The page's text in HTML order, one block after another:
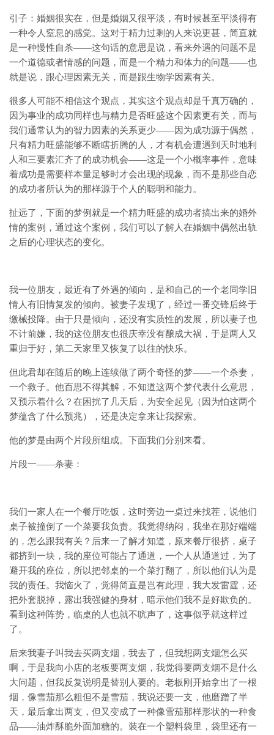
引子：婚姻很实在，但是婚姻又很平淡，有时候甚至平淡得有
一种令人窒息的感觉。这对于精力过剩的人来说更甚，简直就
是一种慢性自杀——这句话的意思是说，看来外遇的问题不是
一个道德或者情感的问题，而是一个精力和体力的问题——也
就是说，跟心理因素无关，而是跟生物学因素有关。
很多人可能不相信这个观点，其实这个观点却是千真万确的，
因为事业的成功同样也与精力是否旺盛这个因素更有关，而与
我们通常认为的智力因素的关系更少——因为成功源于偶然，
只有精力旺盛能够不断瞎折腾的人，才有机会遭遇到天时地利
人和三要素汇齐了的成功机会——这是一个小概率事件，意味
着成功是需要样本量足够时才会出现的现象，而不是那些自恋
的成功者所认为的那样源于个人的聪明和能力。
扯远了，下面的梦例就是一个精力旺盛的成功者搞出来的婚外
情的案例，通过这个案例，我们可以了解人在婚姻中偶然出轨
之后的心理状态的变化。
我一位朋友，最近有了外遇的倾向，是和自己的一个老同学旧
情人有旧情复发的倾向。被妻子发现了，经过一番交锋后终于
缴械投降。由于只是倾向，还没有实质性的发展，所以妻子也
不计前嫌，我的这位朋友也很庆幸没有酿成大祸，于是两人又
重归于好，第二天家里又恢复了以往的快乐。
但此君却在随后的晚上连续做了两个奇怪的梦——一个杀妻，
一个救子。他百思不得其解，不知道这两个梦代表什么意思，
又预示着什么？在困扰了几天后，为安全起见（因为怕这两个
梦蕴含了什么预兆），还是决定拿来让我探索。
他的梦是由两个片段所组成。下面我们分别来看。
片段一——杀妻：
我们一家人在一个餐厅吃饭，这时旁边一桌过来找茬，说他们
桌子被撞倒了一个菜要我负责。我觉得纳闷，我坐在那好端端
的，怎么跟我有关？后来一了解才知道，原来餐厅很挤，桌子
都挤到一块，我的座位可能占了通道，一个人从通道过，为了
避开我的座位，所以把邻桌的一个菜打翻了，所以他们认为是
我的责任。我恼火了，觉得简直是岂有此理，我大发雷霆，还
把外套脱掉，露出我强健的身材，暗示他们我不是好欺负的。
看到这种阵势，临桌的人也就不吭声了，这事似乎就这样过
了。
后来我妻子叫我去买两支烟，我去了，但我想两支烟怎么买
啊，于是我向小店的老板要两支烟，我觉得要两支烟不是什么
大问题，但我反复说明是替别人要的。老板刚开始拿出了一根
烟，像雪茄那么粗但不是雪茄，我说还要一支，他磨蹭了半
天，最后拿出两支，但又变成了一种像雪茄那样形状的一种食
品——油炸酥脆外面加糖的。装在一个塑料袋里，袋里还有一